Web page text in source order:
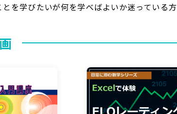
とを学びたいが何を学べばよいか迷っている方